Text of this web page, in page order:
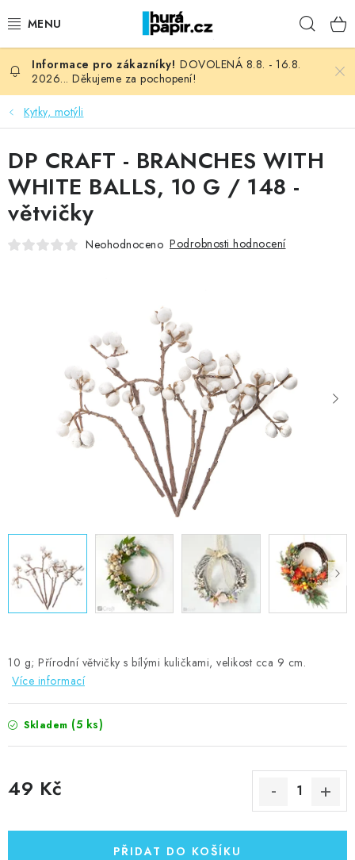
na
NOVINKY
HURÁ DÍLNA
VŠECHNO ZBOŽÍ
KNIHAŘSKÝ MATERIÁL
MOJE OBJEDNÁVKA
Kontakty Moje objednávka
Oblíbené ♥️
Obchodní podmínky
Podmínky ochrany osobních údajů
Ověřování recenzí
DOVOLENÁ 8.8. - 16.8.
2026... Děkujeme za pochopení!
Kytky, motýli
10 g; Přírodní větvičky s bílými kuličkami, velikost cca 9 cm.
Více informací
Skladem (5 ks)
49 Kč
PŘIDAT DO KOŠÍKU
DP CRAFT - BRANCHES WITH
WHITE BALLS, 10 G / 148 -
větvičky
Neohodnoceno Podrobnosti hodnocení